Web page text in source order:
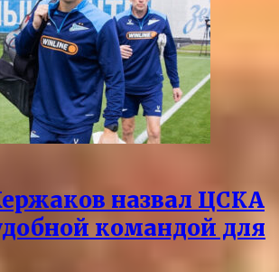
назвал ЦСКА
командой для